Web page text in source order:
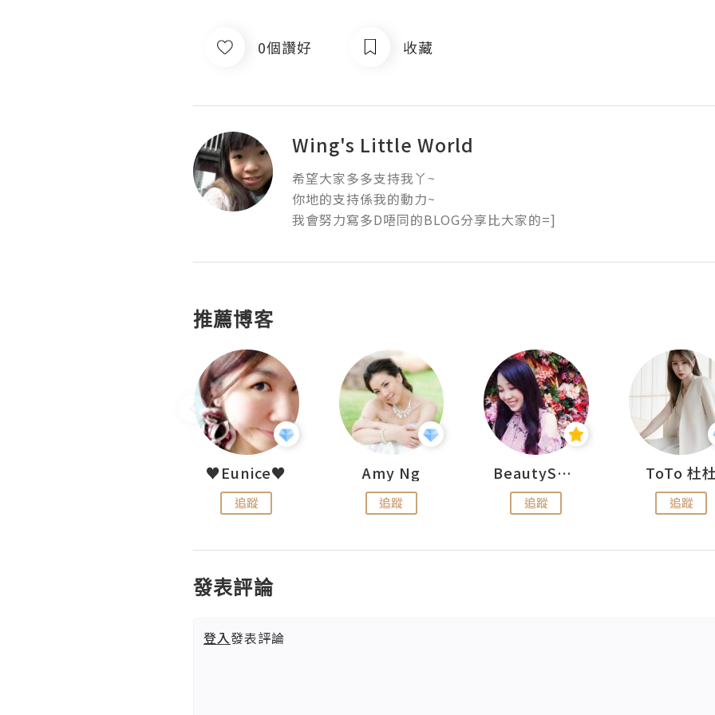
0個讚好 收藏
Wing's Little World
希望大家多多支持我丫~
你地的支持係我的動力~
我會努力寫多D唔同的BLOG分享比大家的=]
推薦博客
♥Eunice♥
追蹤
Amy Ng
追蹤
BeautySearch
追蹤
ToTo 杜
追蹤
發表評論
登入發表評論